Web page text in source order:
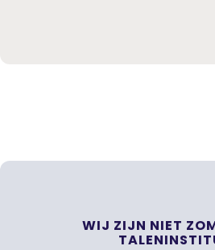
WIJ ZIJN NIET